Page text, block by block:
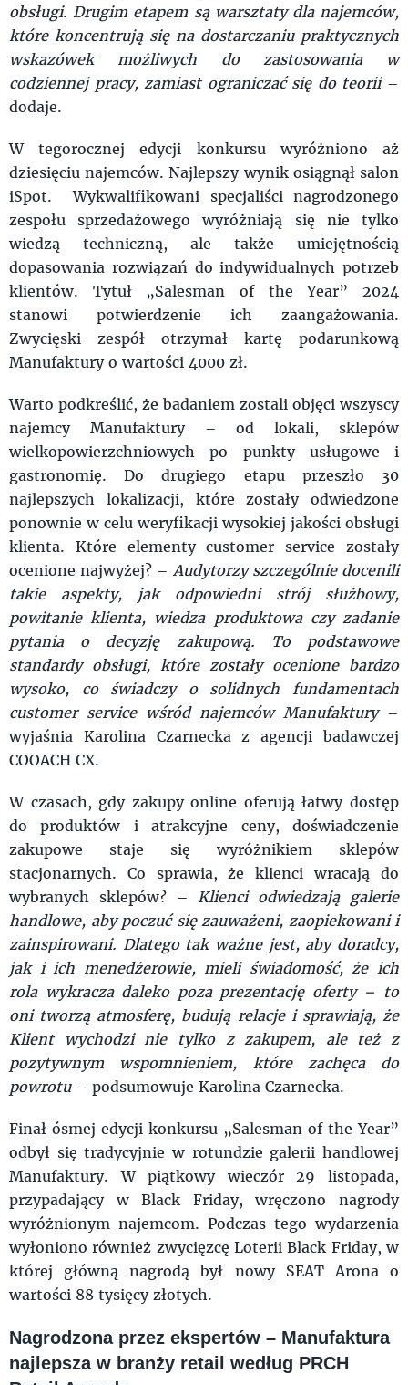
obsługi. Drugim etapem są warsztaty dla najemców,
które koncentrują się na dostarczaniu praktycznych
wskazówek możliwych do zastosowania w
codziennej pracy, zamiast ograniczać się do teorii –
dodaje.
W tegorocznej edycji konkursu wyróżniono aż
dziesięciu najemców. Najlepszy wynik osiągnął salon
iSpot. Wykwalifikowani specjaliści nagrodzonego
zespołu sprzedażowego wyróżniają się nie tylko
wiedzą techniczną, ale także umiejętnością
dopasowania rozwiązań do indywidualnych potrzeb
klientów. Tytuł „Salesman of the Year” 2024
stanowi potwierdzenie ich zaangażowania.
Zwycięski zespół otrzymał kartę podarunkową
Manufaktury o wartości 4000 zł.
Warto podkreślić, że badaniem zostali objęci wszyscy
najemcy Manufaktury – od lokali, sklepów
wielkopowierzchniowych po punkty usługowe i
gastronomię. Do drugiego etapu przeszło 30
najlepszych lokalizacji, które zostały odwiedzone
ponownie w celu weryfikacji wysokiej jakości obsługi
klienta. Które elementy customer service zostały
ocenione najwyżej? – Audytorzy szczególnie docenili
takie aspekty, jak odpowiedni strój służbowy,
powitanie klienta, wiedza produktowa czy zadanie
pytania o decyzję zakupową. To podstawowe
standardy obsługi, które zostały ocenione bardzo
wysoko, co świadczy o solidnych fundamentach
customer service wśród najemców Manufaktury–
wyjaśnia Karolina Czarnecka z agencji badawczej
COOACH CX.
W czasach, gdy zakupy online oferują łatwy dostęp
do produktów i atrakcyjne ceny, doświadczenie
zakupowe staje się wyróżnikiem sklepów
stacjonarnych. Co sprawia, że klienci wracają do
wybranych sklepów? – Klienci odwiedzają galerie
handlowe, aby poczuć się zauważeni, zaopiekowani i
zainspirowani. Dlatego tak ważne jest, aby doradcy,
jak i ich menedżerowie, mieli świadomość, że ich
rola wykracza daleko poza prezentację oferty – to
oni tworzą atmosferę, budują relacje i sprawiają, że
Klient wychodzi nie tylko z zakupem, ale też z
pozytywnym wspomnieniem, które zachęca do
powrotu – podsumowuje Karolina Czarnecka.
Finał ósmej edycji konkursu „Salesman of the Year”
odbył się tradycyjnie w rotundzie galerii handlowej
Manufaktury. W piątkowy wieczór 29 listopada,
przypadający w Black Friday, wręczono nagrody
wyróżnionym najemcom. Podczas tego wydarzenia
wyłoniono również zwycięzcę Loterii Black Friday, w
której główną nagrodą był nowy SEAT Arona o
wartości 88 tysięcy złotych.
Nagrodzona przez ekspertów – Manufaktura
najlepsza w branży retail według PRCH